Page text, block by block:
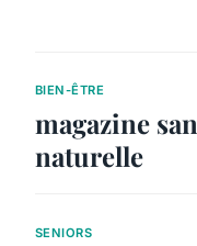
BIEN-ÊTRE
magazine
naturelle
SENIORS